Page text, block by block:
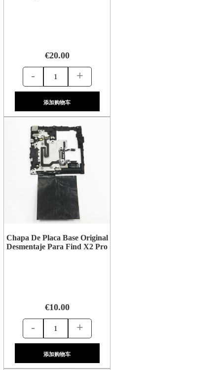
€20.00
- +
添加购物车
Chapa De Placa Base Original
Desmentaje Para Find X2 Pro
€10.00
- +
添加购物车